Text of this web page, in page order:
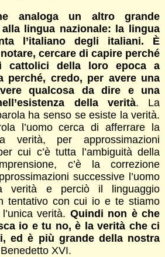
analoga un altro grande
lingua nazionale: la lingua
l’italiano degli italiani. È
cercare di capire perché
cattolici della loro epoca a
perché, credo, per avere una
qualcosa da dire e una
della verità. La
ha senso se esiste la verità.
l’uomo cerca di afferrare la
per approssimazioni
cui c’è tutta l’ambiguità della
c’è la correzione
successive l’uomo
verità e perciò il linguaggio
tentativo con cui io e te stiamo
verità. Quindi non è che
io e tu no, è la verità che ci
ed è più grande della nostra
XVI.